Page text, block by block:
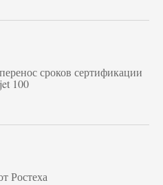
сроков сертификации
100
Ростеха